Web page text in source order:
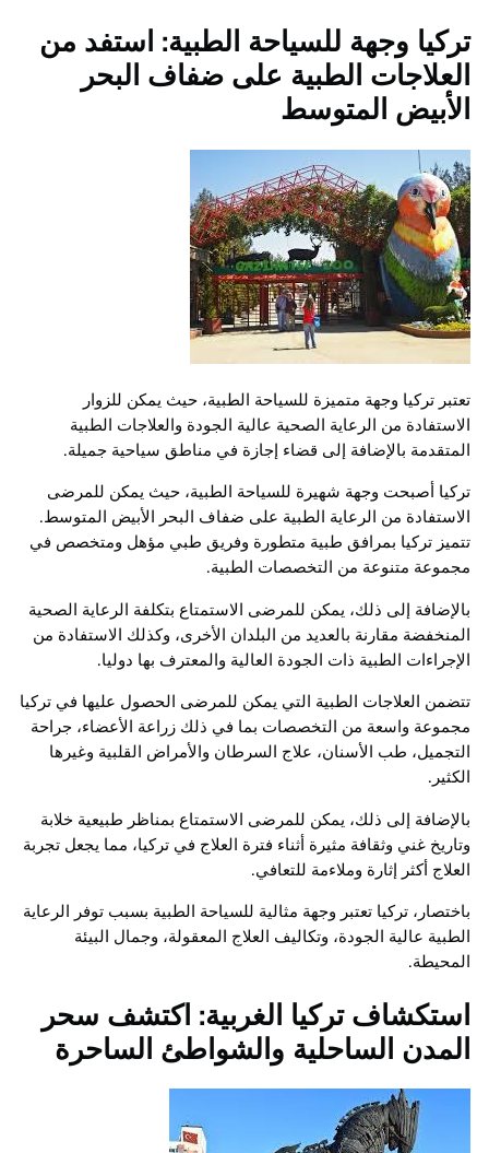
تركيا وجهة للسياحة الطبية: استفد من
العلاجات الطبية على ضفاف البحر
الأبيض المتوسط
تعتبر تركيا وجهة متميزة للسياحة الطبية، حيث يمكن للزوار
الاستفادة من الرعاية الصحية عالية الجودة والعلاجات الطبية
المتقدمة بالإضافة إلى قضاء إجازة في مناطق سياحية جميلة.
تركيا أصبحت وجهة شهيرة للسياحة الطبية، حيث يمكن للمرضى
الاستفادة من الرعاية الطبية على ضفاف البحر الأبيض المتوسط.
تتميز تركيا بمرافق طبية متطورة وفريق طبي مؤهل ومتخصص في
مجموعة متنوعة من التخصصات الطبية.
بالإضافة إلى ذلك، يمكن للمرضى الاستمتاع بتكلفة الرعاية الصحية
المنخفضة مقارنة بالعديد من البلدان الأخرى، وكذلك الاستفادة من
الإجراءات الطبية ذات الجودة العالية والمعترف بها دوليا.
تتضمن العلاجات الطبية التي يمكن للمرضى الحصول عليها في تركيا
مجموعة واسعة من التخصصات بما في ذلك زراعة الأعضاء، جراحة
التجميل، طب الأسنان، علاج السرطان والأمراض القلبية وغيرها
الكثير.
بالإضافة إلى ذلك، يمكن للمرضى الاستمتاع بمناظر طبيعية خلابة
وتاريخ غني وثقافة مثيرة أثناء فترة العلاج في تركيا، مما يجعل تجربة
العلاج أكثر إثارة وملاءمة للتعافي.
باختصار، تركيا تعتبر وجهة مثالية للسياحة الطبية بسبب توفر الرعاية
الطبية عالية الجودة، وتكاليف العلاج المعقولة، وجمال البيئة
المحيطة.
استكشاف تركيا الغربية: اكتشف سحر
المدن الساحلية والشواطئ الساحرة